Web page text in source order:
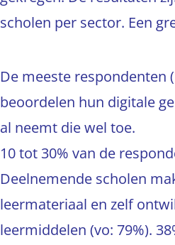
scholen per sector. Een
De meeste respondenten
beoordelen hun digitale
al neemt die wel toe.
10 tot 30% van de
Deelnemende scholen
leermateriaal en zelf
leermiddelen (vo: 79%).